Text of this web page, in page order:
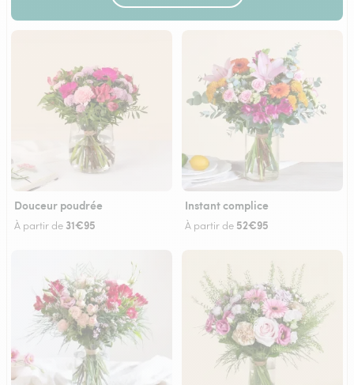
Douceur poudrée
À partir de 31€95
Instant complice
À partir de 52€95